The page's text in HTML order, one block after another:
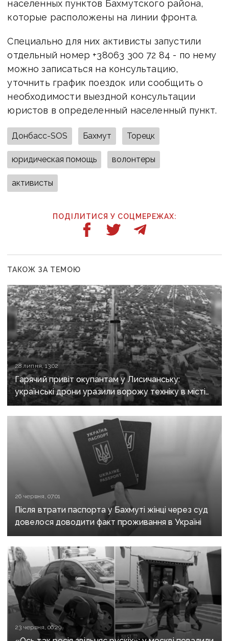
населенных пунктов Бахмутского района,
которые расположены на линии фронта.
Специально для них активисты запустили
отдельный номер +38063 300 72 84 - по нему
можно записаться на консультацию,
уточнить график поездок или сообщить о
необходимости выездной консультации
юристов в определенный населенный пункт.
Донбасс-SOS Бахмут Торецк
юридическая помощь волонтеры
активисты
ПОДІЛИТИСЯ У СОЦМЕРЕЖАХ:
ТАКОЖ ЗА ТЕМОЮ
28 липня, 13:02
Гарячий привіт окупантам у Лисичанську:
українські дрони уразили ворожу техніку в місті
та на трасі до Бахмута
26 червня, 07:01
Після втрати паспорта у Бахмуті жінці через суд
довелося доводити факт проживання в Україні
23 червня, 06:29